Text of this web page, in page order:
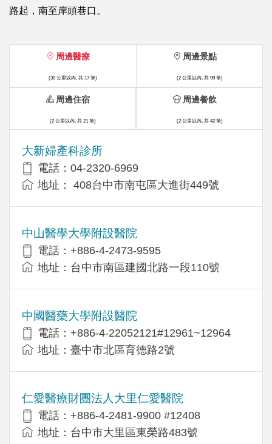
路起，南至岸頭巷口。
周邊醫療
(30 公里以內, 共 17 筆)
大新婦產科診所
電話：04-2320-6969
地址： 408台中市南屯區大進街449號
中山醫學大學附設醫院
電話：+886-4-2473-9595
地址：台中市南區建國北路一段110號
中國醫藥大學附設醫院
電話：+886-4-22052121#12961~12964
地址：臺中市北區育德路2號
仁愛醫療財團法人大里仁愛醫院
電話：+886-4-2481-9900 #12408
地址：台中市大里區東榮路483號
周邊景點
(2 公里以內, 共 99 筆)
周邊住宿
(2 公里以內, 共 21 筆)
周邊餐飲
(2 公里以內, 共 42 筆)